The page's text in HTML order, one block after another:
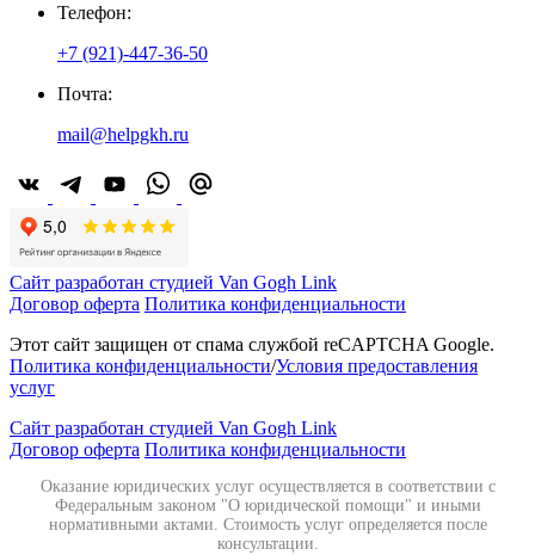
Телефон:
+7 (921)-447-36-50
Почта:
mail@helpgkh.ru
Сайт разработан студией Van Gogh Link
Договор оферта Политика конфиденциальности
Этот сайт защищен от спама службой reCAPTCHA Google.
Политика конфиденциальности/Условия предоставления
услуг
Сайт разработан студией Van Gogh Link
Договор оферта Политика конфиденциальности
Оказание юридических услуг осуществляется в соответствии с
Федеральным законом "О юридической помощи" и иными
нормативными актами. Стоимость услуг определяется после
консультации.